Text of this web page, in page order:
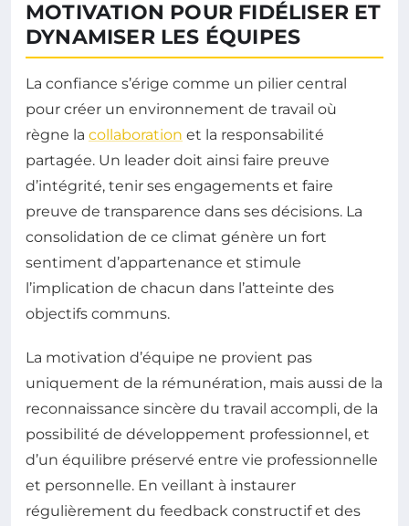
MOTIVATION POUR FIDÉLISER ET
DYNAMISER LES ÉQUIPES
La confiance s’érige comme un pilier central
pour créer un environnement de travail où
règne la collaboration et la responsabilité
partagée. Un leader doit ainsi faire preuve
d’intégrité, tenir ses engagements et faire
preuve de transparence dans ses décisions. La
consolidation de ce climat génère un fort
sentiment d’appartenance et stimule
l’implication de chacun dans l’atteinte des
objectifs communs.
La motivation d’équipe ne provient pas
uniquement de la rémunération, mais aussi de la
reconnaissance sincère du travail accompli, de la
possibilité de développement professionnel, et
d’un équilibre préservé entre vie professionnelle
et personnelle. En veillant à instaurer
régulièrement du feedback constructif et des